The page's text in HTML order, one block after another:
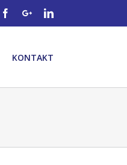
FacebookGoogleplus
Linkedin
KONTAKT